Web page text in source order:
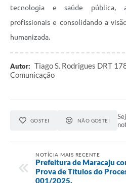
tecnologia e saúde pública,
profissionais e consolidando a
humanizada.
Autor: Tiago S. Rodrigues DRT
Comunicação
GOSTEI NÃO GOSTEI
NOTÍCIA MAIS RECENTE
Prefeitura de Maracaju
Prova de Títulos do
001/2025.